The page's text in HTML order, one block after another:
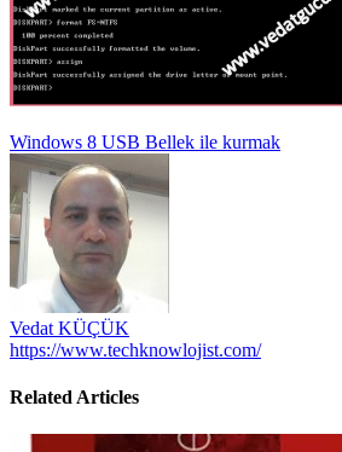
Yazı
gezinmesi
Windows 8 USB Bellek ile kurmak
Vedat KÜÇÜK
https://www.techknowlojist.com/
Related Articles